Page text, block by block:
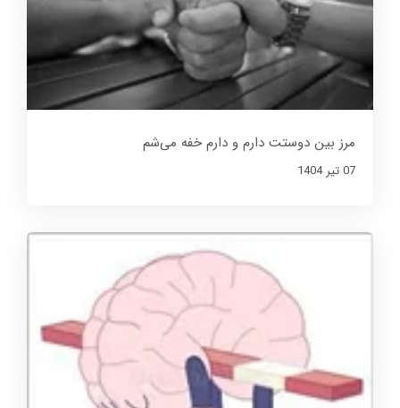
مرز بین دوستت دارم و دارم خفه می‌شم
07 تير 1404